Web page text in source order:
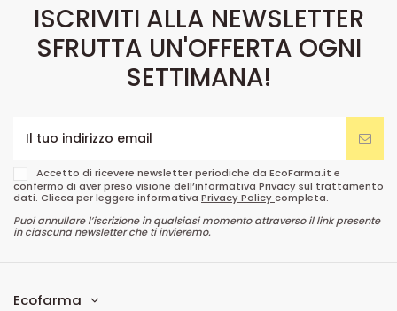
ISCRIVITI ALLA NEWSLETTER
SFRUTTA UN'OFFERTA OGNI
SETTIMANA!
Accetto di ricevere newsletter periodiche da EcoFarma.it e
confermo di aver preso visione dell’informativa Privacy sul trattamento
dati. Clicca per leggere informativa Privacy Policycompleta.
Puoi annullare l’iscrizione in qualsiasi momento attraverso il link presente
in ciascuna newsletter che ti invieremo.
Ecofarma